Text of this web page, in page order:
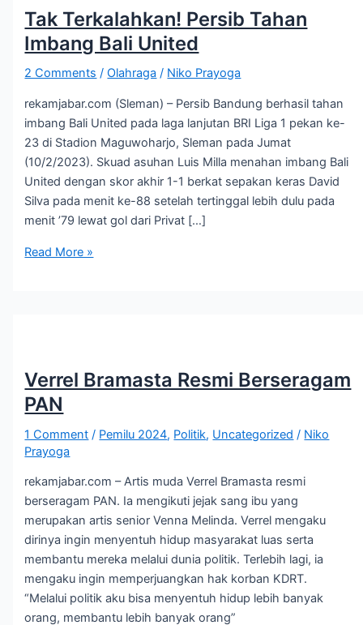
Tak Terkalahkan! Persib Tahan
Imbang Bali United
2 Comments /Olahraga / Niko Prayoga
rekamjabar.com (Sleman) – Persib Bandung berhasil tahan
imbang Bali United pada laga lanjutan BRI Liga 1 pekan ke-
23 di Stadion Maguwoharjo, Sleman pada Jumat
(10/2/2023). Skuad asuhan Luis Milla menahan imbang Bali
United dengan skor akhir 1-1 berkat sepakan keras David
Silva pada menit ke-88 setelah tertinggal lebih dulu pada
menit ’79 lewat gol dari Privat […]
Read More »
Verrel Bramasta Resmi Berseragam
PAN
1 Comment / Pemilu 2024, Politik, Uncategorized / Niko
Prayoga
rekamjabar.com – Artis muda Verrel Bramasta resmi
berseragam PAN. Ia mengikuti jejak sang ibu yang
merupakan artis senior Venna Melinda. Verrel mengaku
dirinya ingin menyentuh hidup masyarakat luas serta
membantu mereka melalui dunia politik. Terlebih lagi, ia
mengaku ingin memperjuangkan hak korban KDRT.
“Melalui politik aku bisa menyentuh hidup lebih banyak
orang, membantu lebih banyak orang”